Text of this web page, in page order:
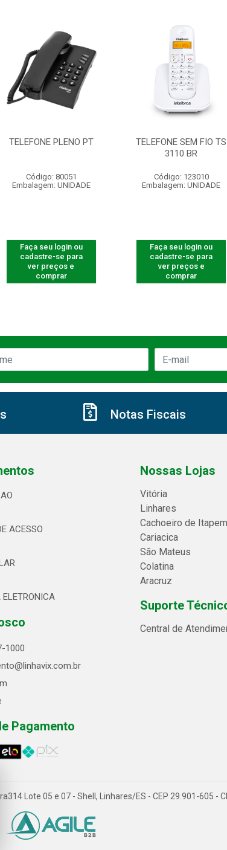
TELEFONE PLENO PT
Código: 80051
Embalagem: UNIDADE
Faça seu login ou
cadastre-se para
ver preços e
comprar
TELEFONE SEM FIO TS
3110 BR
Código: 123010
Embalagem: UNIDADE
Faça seu login ou
cadastre-se para
ver preços e
comprar
Notas Fiscais
ACESSO
ELETRONICA
1000
Pagamento
Nossas Lojas
Vitória
Linhares
Cachoeiro de
Cariacica
São Mateus
Colatina
Aracruz
Suporte
Central de
Lote 05 e 07 - Shell, Linhares/ES - CEP 29.901-605 -